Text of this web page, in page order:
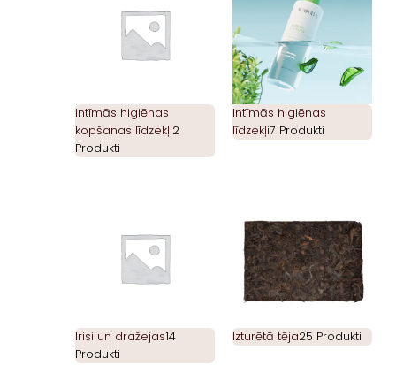
Intīmās higiēnas
kopšanas līdzekļi2
Produkti
Intīmās higiēnas
līdzekļi7 Produkti
Īrisi un dražejas14
Produkti
Izturētā tēja25 Produkti